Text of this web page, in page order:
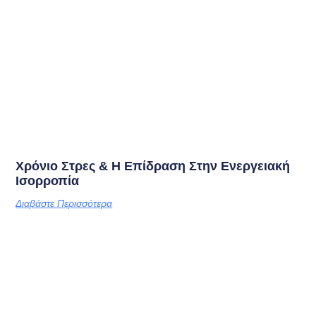
Χρόνιο Στρες & Η Επίδραση Στην Ενεργειακή
Ισορροπία
Διαβάστε Περισσότερα